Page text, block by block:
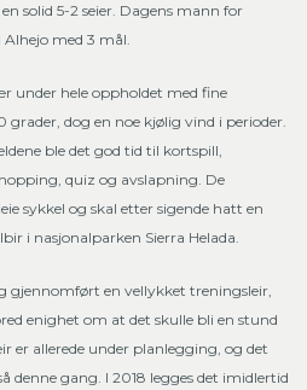
solid 5-2 seier. Dagens mann for
med 3 mål.
under hele oppholdet med fine
dog en noe kjølig vind i perioder.
ble det god tid til kortspill,
quiz og avslapning. De
sykkel og skal etter sigende hatt en
i nasjonalparken Sierra Helada.
gjennomført en vellykket treningsleir,
enighet om at det skulle bli en stund
er allerede under planlegging, og det
denne gang. I 2018 legges det imidlertid